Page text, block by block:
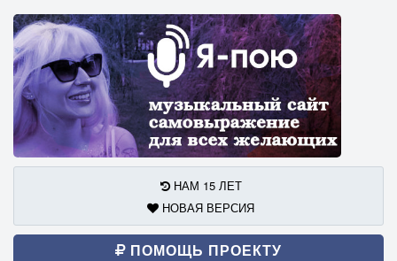
НАМ 15 ЛЕТ
НОВАЯ ВЕРСИЯ
ПОМОЩЬ ПРОЕКТУ